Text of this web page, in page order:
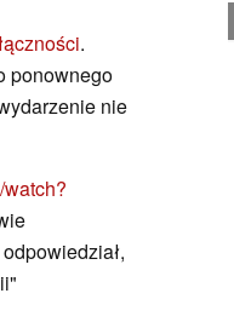
.
ponownego
nie